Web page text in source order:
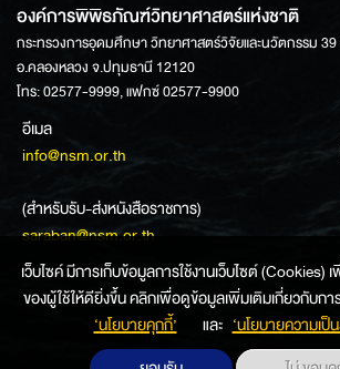
องค์การพิพิธภัณฑ์วิทยาศาสตร์แห่งชาติ
กระทรวงการอุดมศึกษา วิทยาศาสตร์วิจัยและนวัตกรรม
อ.คลองหลวง จ.ปทุมธานี 12120
โทร: 02577-9999, แฟกซ์ 02577-9900
อีเมล
info@nsm.or.th
(สำหรับรับ-ส่งหนังสือราชการ)
saraban@nsm.or.th
เว็บไซค์ มีการเก็บข้อมูลการใช้งานเว็บไซต์
ของผู้ใช้ให้ดียิ่งขึ้น คลิกเพื่อดูข้อมูลเพิ่มเติมเกี่ยวกับกา
‘นโยบายคุกกี้’
และ ‘นโยบายความเ